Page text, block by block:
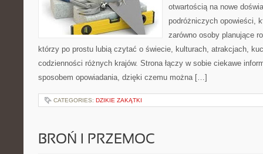
otwartością na nowe
podróżniczych opowieści,
zarówno osoby planujące
którzy po prostu lubią czytać o świecie, kulturach, atrakcjach,
codzienności różnych krajów. Strona łączy w sobie ciekawe
sposobem opowiadania, dzięki czemu można […]
CATEGORIES: DZIKIE ZAKĄTKI
BROŃ I PRZEMOC